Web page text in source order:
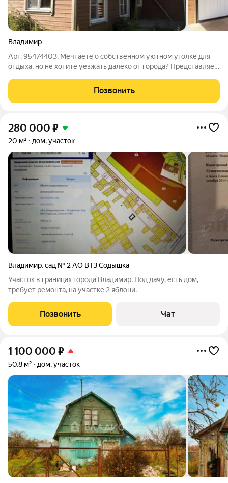
Владимир
Арт. 95474403. Мечтаете о собственном уютном уголке для
отдыха, но не хотите уезжать далеко от города? Представляем
СНТ «Содышка»! Здесь вы сможете отдыхать от городской
суеты, жарить
Позвонить
280 000 ₽
20 м² дом, участок
Владимир,сад № 2 АО ВТЗ Содышка
Участок в границах города Владимир. Под дачу, есть дом,
требует ремонта, на участке 2 яблони.
Позвонить Чат
1 100 000 ₽
50,8 м² дом, участок